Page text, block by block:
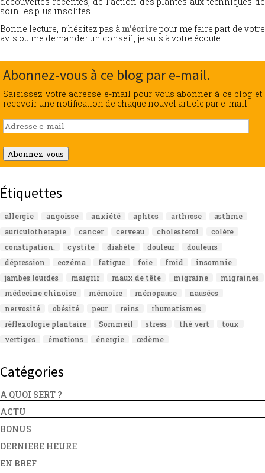
soin les plus insolites.
Bonne lecture, n’hésitez pas à m’écrire pour me faire part de votre
avis ou me demander un conseil, je suis à votre écoute.
Abonnez-vous à ce blog par e-mail.
Saisissez votre adresse e-mail pour vous abonner à ce blog et
recevoir une notification de chaque nouvel article par e-mail.
Adresse
e-
mail
Abonnez-vous
Étiquettes
allergie angoisse anxiété aphtes arthrose
asthme
auriculotherapie
cancer cerveau cholesterol
colère
constipation.
cystite diabète douleur
douleurs
dépression
eczéma fatigue foie froid
insomnie
jambes lourdes
maigrir maux de tête migraine
migraines
médecine chinoise
mémoire ménopause
nausées
nervosité
obésité peur reins
rhumatismes
réflexologie plantaire
Sommeil stress thé vert
toux
vertiges
émotions énergie œdème
Catégories
A QUOI SERT ?
ACTU
BONUS
DERNIERE HEURE
EN BREF